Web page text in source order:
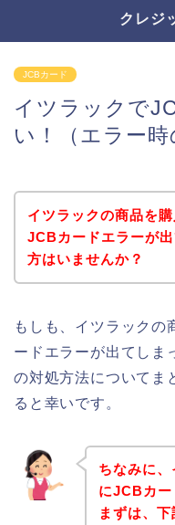
クレジ
JCBカード
イツラックで
い！（エラー時
イツラックの商品を購
JCBカードエラーが
方はいませんか？
もしも、イツラックの
ードエラーが出てしま
の対処方法についてま
ると幸いです。
ちなみに
にJCBカー
まずは、